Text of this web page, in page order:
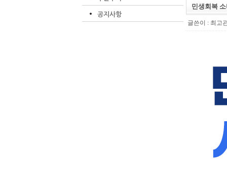
공지사항
민생회복
글쓴이 : 최고